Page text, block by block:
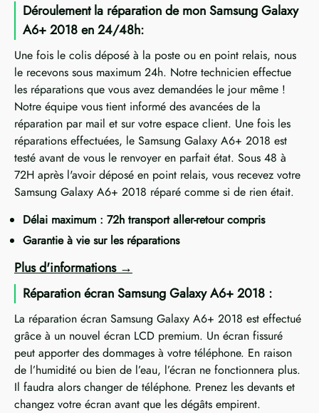
Déroulement la réparation de mon Samsung Galaxy
A6+ 2018 en 24/48h:
Une fois le colis déposé à la poste ou en point relais, nous
le recevons sous maximum 24h. Notre technicien effectue
les réparations que vous avez demandées le jour même !
Notre équipe vous tient informé des avancées de la
réparation par mail et sur votre espace client. Une fois les
réparations effectuées, le Samsung Galaxy A6+ 2018 est
testé avant de vous le renvoyer en parfait état. Sous 48 à
72H après l'avoir déposé en point relais, vous recevez votre
Samsung Galaxy A6+ 2018 réparé comme si de rien était.
Délai maximum : 72h transport aller-retour compris
Garantie à vie sur les réparations
Plus d'informations
Réparation écran Samsung Galaxy A6+ 2018 :
La réparation écran Samsung Galaxy A6+ 2018 est effectué
grâce à un nouvel écran LCD premium. Un écran fissuré
peut apporter des dommages à votre téléphone. En raison
de l’humidité ou bien de l’eau, l’écran ne fonctionnera plus.
Il faudra alors changer de téléphone. Prenez les devants et
changez votre écran avant que les dégâts empirent.